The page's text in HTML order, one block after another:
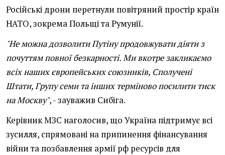
Російські дрони перетнули повітряний простір країн
НАТО, зокрема Польщі та Румунії.
"Не можна дозволити Путіну продовжувати діяти з
почуттям повної безкарності. Ми вкотре закликаємо
всіх наших європейських союзників, Сполучені
Штати, Групу семи та інших терміново посилити тиск
на Москву", - зауважив Сибіга.
Керівник МЗС наголосив, що Україна підтримує всі
зусилля, спрямовані на припинення фінансування
війни та позбавлення армії рф ресурсів для